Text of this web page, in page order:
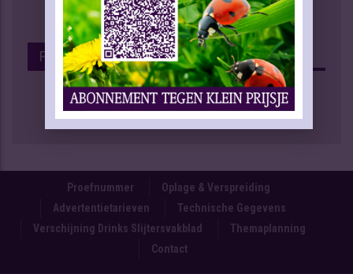
Facebook
Proefnummer
Oplage & Verspreiding
Advertentietarieven
Technische Gegevens
Verschijning Drinks Slijtersvakblad
Themaplanning
Contact